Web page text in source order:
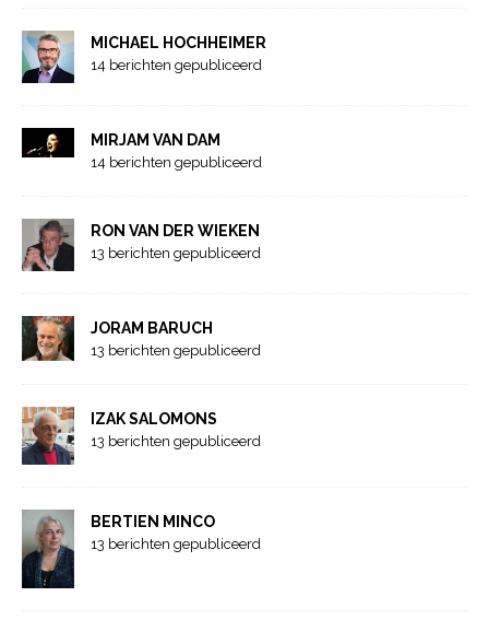
MICHAEL HOCHHEIMER
14 berichten gepubliceerd
MIRJAM VAN DAM
14 berichten gepubliceerd
RON VAN DER WIEKEN
13 berichten gepubliceerd
JORAM BARUCH
13 berichten gepubliceerd
IZAK SALOMONS
13 berichten gepubliceerd
BERTIEN MINCO
13 berichten gepubliceerd